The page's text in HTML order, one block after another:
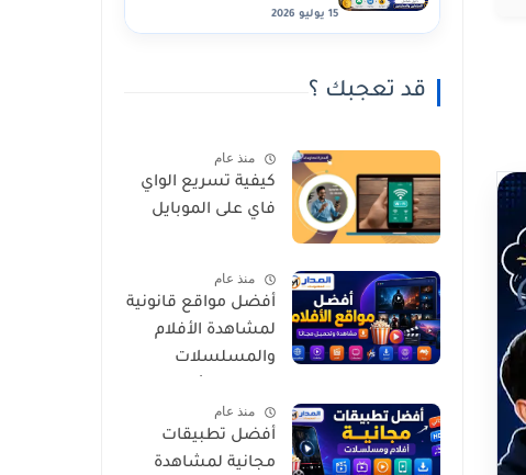
15 يوليو 2026
قد تعجبك ؟
منذ عام
كيفية تسريع الواي
فاي على الموبايل
منذ عام
أفضل مواقع قانونية
لمشاهدة الأفلام
والمسلسلات
مجانًا وبأمان
منذ عام
أفضل تطبيقات
مجانية لمشاهدة